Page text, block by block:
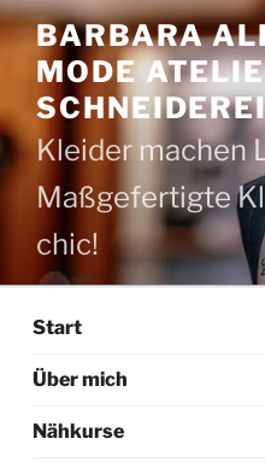
Zum
Inhalt
springen
BARBARA
MODE
Kleider machen
Maßgefertigte
chic!
Start
Über mich
Nähkurse